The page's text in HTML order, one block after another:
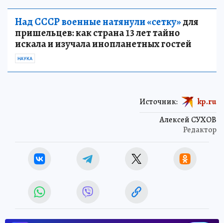
Над СССР военные натянули «сетку»для
пришельцев: как страна 13 лет тайно
искала и изучала инопланетных гостей
НАУКА
Алексей СУХОВ
Редактор
Источник: kp.ru